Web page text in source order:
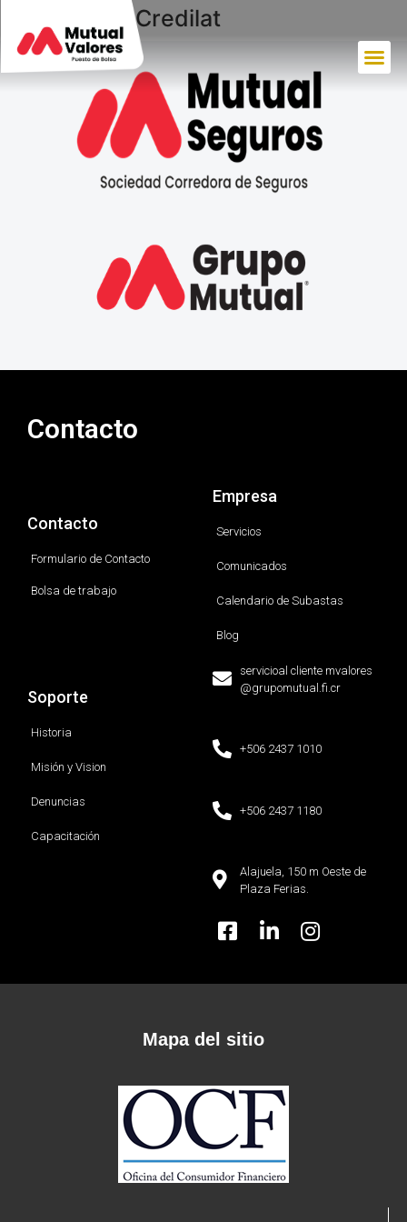
Colocación Credilat
Contacto
Contacto
Formulario de Contacto
Bolsa de trabajo
Empresa
Servicios
Comunicados
Calendario de Subastas
Blog
Soporte
Historia
Misión y Vision
Denuncias
Capacitación
servicioal cliente mvalores
@grupomutual.fi.cr
+506 2437 1010
+506 2437 1180
Alajuela, 150 m Oeste de
Plaza Ferias.
Mapa del sitio